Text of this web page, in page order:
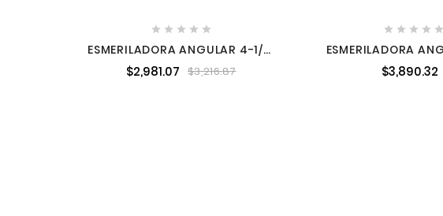
    
ESMERILADORA ANGULAR 4-1/2"
Y 5" 1,200 W 11,000 RPM DEWALT
DWE4212-B3
$2,981.07 $3,216.87
    
ESMERILADORA
9" 2,700 W 6,600
GA9082
$3,890.32